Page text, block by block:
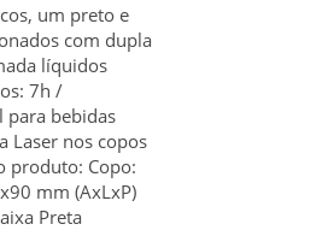
um preto e
com dupla
líquidos
7h /
para bebidas
Laser nos copos
produto: Copo:
mm (AxLxP)
Preta